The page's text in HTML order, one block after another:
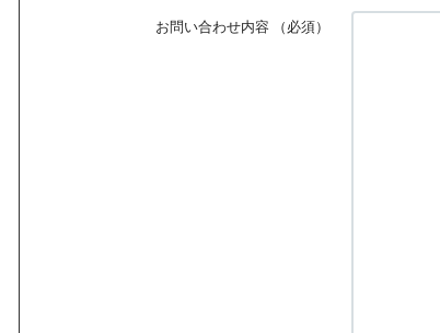
お問い合わせ内容 （必須）